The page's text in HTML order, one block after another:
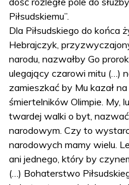
Piłsudskiemu”.
Dla Piłsudskiego do końca
Hebrajczyk,
narodu, nazwałby Go
ulegający czarowi mitu (…)
zamieszkać by Mu kazał
śmiertelników Olimpie. My,
twardej walki o byt,
narodowym. Czy to
narodowych mamy wielu.
ani jednego, który by
(…) Bohaterstwo